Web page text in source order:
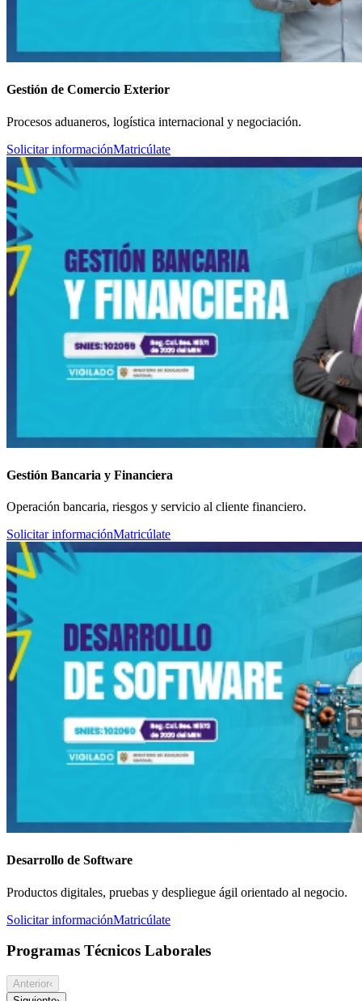
Gestión de Comercio Exterior
Procesos aduaneros, logística internacional y negociación.
Solicitar informaciónMatricúlate
Gestión Bancaria y Financiera
Operación bancaria, riesgos y servicio al cliente financiero.
Solicitar informaciónMatricúlate
Desarrollo de Software
Productos digitales, pruebas y despliegue ágil orientado al negocio.
Solicitar informaciónMatricúlate
Programas Técnicos Laborales
Anterior‹